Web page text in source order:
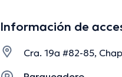
Información de
Cra. 19a #82-85,